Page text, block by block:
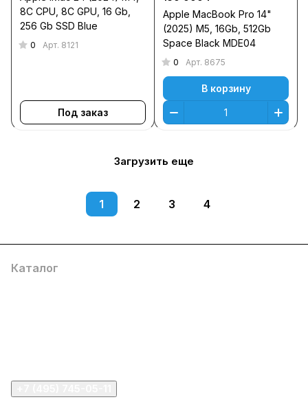
8C CPU, 8C GPU, 16 Gb,
256 Gb SSD Blue
0 Арт. 8121
Под заказ
Apple MacBook Pro 14"
(2025) M5, 16Gb, 512Gb
Space Black MDE04
0 Арт. 8675
В корзину
Загрузить еще
1 2 3 4
Каталог